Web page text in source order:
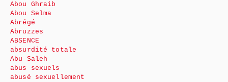
Abou Ghraib
Abou Selma
Abrégé
Abruzzes
ABSENCE
absurdité totale
Abu Saleh
abus sexuels
abusé sexuellement